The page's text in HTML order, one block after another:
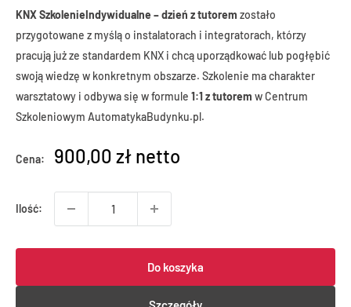
KNX SzkolenieIndywidualne – dzień z tutorem zostało
przygotowane z myślą o instalatorach i integratorach, którzy
pracują już ze standardem KNX i chcą uporządkować lub pogłębić
swoją wiedzę w konkretnym obszarze. Szkolenie ma charakter
warsztatowy i odbywa się w formule 1:1 z tutorem w Centrum
Szkoleniowym AutomatykaBudynku.pl.
Cena: 900,00 zł netto
Ilość:
Do koszyka